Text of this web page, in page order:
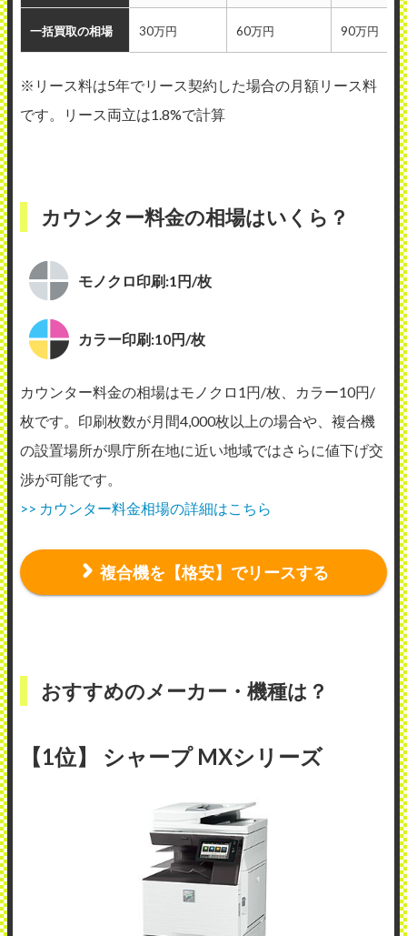
一括買取の相場 30万円 60万円 90万円
※リース料は5年でリース契約した場合の月額リース料
です。リース両立は1.8%で計算
カウンター料金の相場はいくら？
モノクロ印刷:1円/枚
カラー印刷:10円/枚
カウンター料金の相場はモノクロ1円/枚、カラー10円/
枚です。印刷枚数が月間4,000枚以上の場合や、複合機
の設置場所が県庁所在地に近い地域ではさらに値下げ交
渉が可能です。
>> カウンター料金相場の詳細はこちら
複合機を【格安】でリースする
おすすめのメーカー・機種は？
【1位】 シャープ MXシリーズ